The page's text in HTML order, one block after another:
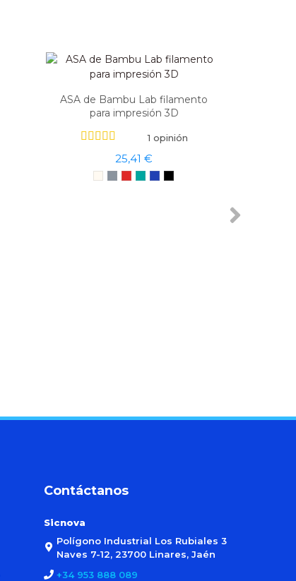
ASA de Bambu Lab filamento
para impresión 3D
1 opinión
25,41 €
Contáctanos
Sicnova
Polígono Industrial Los Rubiales 3
Naves 7-12, 23700 Linares, Jaén
+34 953 888 089